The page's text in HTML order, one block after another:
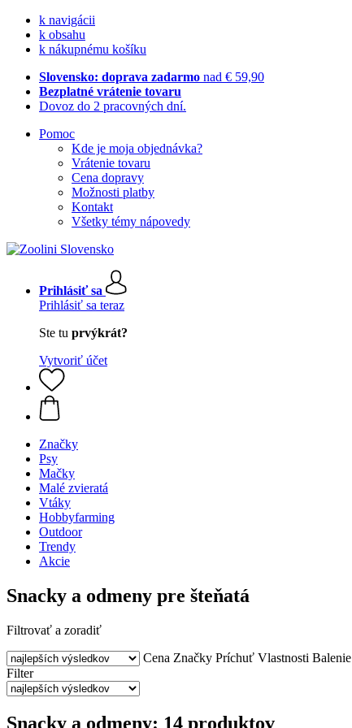
k navigácii
k obsahu
k nákupnému košíku
Slovensko: doprava zadarmo nad € 59,90
Bezplatné vrátenie tovaru
Dovoz do 2 pracovných dní.
Pomoc
Kde je moja objednávka?
Vrátenie tovaru
Cena dopravy
Možnosti platby
Kontakt
Všetky témy nápovedy
Prihlásiť sa
Prihlásiť sa teraz
Ste tu prvýkrát?
Vytvoriť účet
Značky
Psy
Mačky
Malé zvieratá
Vtáky
Hobbyfarming
Outdoor
Trendy
Akcie
Snacky a odmeny pre šteňatá
Filtrovať a zoradiť
Cena Značky Príchuť Vlastnosti Balenie
Filter
Snacky a odmeny: 14 produktov